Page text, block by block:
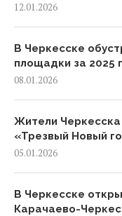
12.01.2026
В Черкесске
площадки за 2025
08.01.2026
Жители Черкесска
«Трезвый Новый
05.01.2026
В Черкесске
Карачаево-